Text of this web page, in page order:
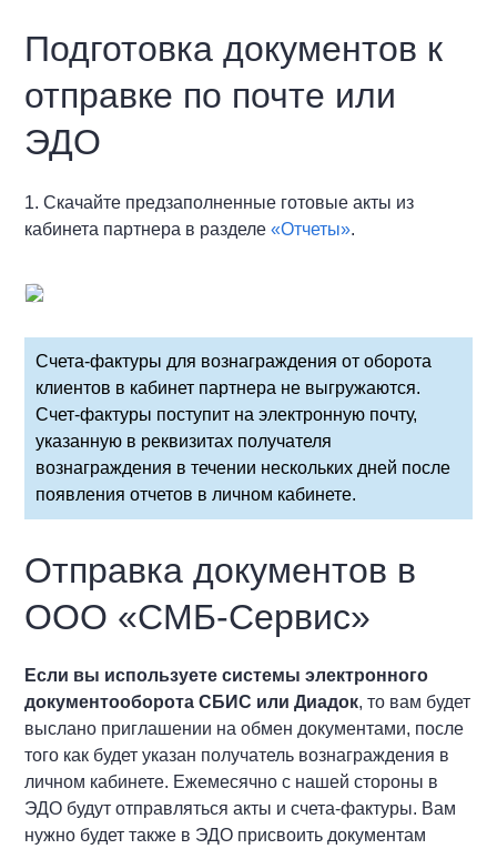
Подготовка документов к
отправке по почте или
ЭДО
1. Скачайте предзаполненные готовые акты из
кабинета партнера в разделе«Отчеты».
Счета-фактуры для вознаграждения от оборота
клиентов в кабинет партнера не выгружаются.
Счет-фактуры поступит на электронную почту,
указанную в реквизитах получателя
вознаграждения в течении нескольких дней после
появления отчетов в личном кабинете.
Отправка документов в
ООО «СМБ-Сервис»
Если вы используете системы электронного
документооборота СБИС или Диадок, то вам будет
выслано приглашении на обмен документами, после
того как будет указан получатель вознаграждения в
личном кабинете. Ежемесячно с нашей стороны в
ЭДО будут отправляться акты и счета-фактуры. Вам
нужно будет также в ЭДО присвоить документам